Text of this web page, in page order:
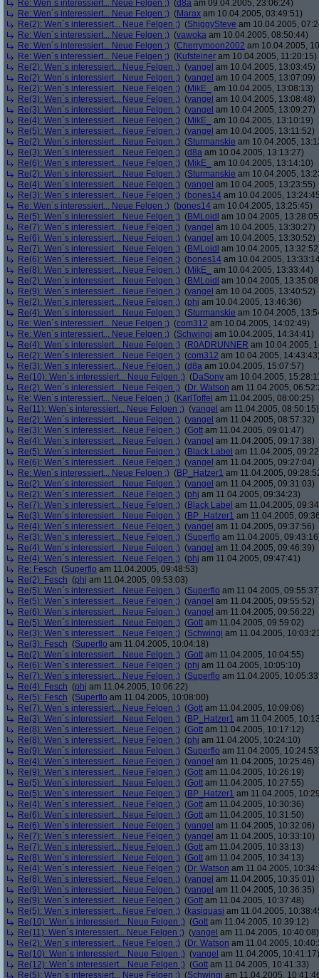
Re: Wen´s interessiert... Neue Felgen ;) (d8a am 09.04.2005, 23:06:24)
Re: Wen´s interessiert... Neue Felgen ;) (Marax am 10.04.2005, 03:49:51)
Re(2): Wen´s interessiert... Neue Felgen ;) (ShiggySteve am 10.04.2005,
Re: Wen´s interessiert... Neue Felgen ;) (vawoka am 10.04.2005, 08:50:44)
Re: Wen´s interessiert... Neue Felgen ;) (Cherrymoon2002 am 10.04.2005,
Re: Wen´s interessiert... Neue Felgen ;) (Kufsteiner am 10.04.2005, 11:20:15)
Re(2): Wen´s interessiert... Neue Felgen ;) (yangel am 10.04.2005, 13:03:45)
Re(2): Wen´s interessiert... Neue Felgen ;) (yangel am 10.04.2005, 13:07:09)
Re(2): Wen´s interessiert... Neue Felgen ;) (MikE_
am 10.04.2005, 13:08:13)
Re(3): Wen´s interessiert... Neue Felgen ;) (yangel am 10.04.2005, 13:08:48)
Re(3): Wen´s interessiert... Neue Felgen ;) (yangel am 10.04.2005, 13:09:27)
Re(4): Wen´s interessiert... Neue Felgen ;) (MikE_
am 10.04.2005, 13:10:19)
Re(5): Wen´s interessiert... Neue Felgen ;) (yangel am 10.04.2005, 13:11:52)
Re(2): Wen´s interessiert... Neue Felgen ;) (Sturmanskie am 10.04.2005,
Re(3): Wen´s interessiert... Neue Felgen ;) (d8a am 10.04.2005, 13:13:27)
Re(6): Wen´s interessiert... Neue Felgen ;) (MikE_
am 10.04.2005, 13:14:10)
Re(2): Wen´s interessiert... Neue Felgen ;) (Sturmanskie am 10.04.2005,
Re(4): Wen´s interessiert... Neue Felgen ;) (yangel am 10.04.2005, 13:23:55)
Re(3): Wen´s interessiert... Neue Felgen ;) (bones14 am 10.04.2005,
Re: Wen´s interessiert... Neue Felgen ;) (bones14 am 10.04.2005, 13:25:45)
Re(5): Wen´s interessiert... Neue Felgen ;) (BMLoidl am 10.04.2005,
Re(7): Wen´s interessiert... Neue Felgen ;) (yangel am 10.04.2005, 13:30:27)
Re(6): Wen´s interessiert... Neue Felgen ;) (yangel am 10.04.2005, 13:30:52)
Re(7): Wen´s interessiert... Neue Felgen ;) (BMLoidl am 10.04.2005,
Re(6): Wen´s interessiert... Neue Felgen ;) (bones14 am 10.04.2005,
Re(8): Wen´s interessiert... Neue Felgen ;) (MikE_
am 10.04.2005, 13:33:44)
Re(2): Wen´s interessiert... Neue Felgen ;) (BMLoidl am 10.04.2005,
Re(9): Wen´s interessiert... Neue Felgen ;) (yangel am 10.04.2005, 13:40:52)
Re(2): Wen´s interessiert... Neue Felgen ;) (phj am 10.04.2005, 13:46:36)
Re(4): Wen´s interessiert... Neue Felgen ;) (Sturmanskie am 10.04.2005,
Re: Wen´s interessiert... Neue Felgen ;) (com312 am 10.04.2005, 14:02:49)
Re: Wen´s interessiert... Neue Felgen ;) (Schwingi am 10.04.2005, 14:34:41)
Re(4): Wen´s interessiert... Neue Felgen ;) (R0ADRUNNER am 10.04.2005,
Re(2): Wen´s interessiert... Neue Felgen ;) (com312 am 10.04.2005,
Re(3): Wen´s interessiert... Neue Felgen ;) (d8a am 10.04.2005, 15:07:57)
Re(10): Wen´s interessiert... Neue Felgen ;) (DaSony am 10.04.2005,
Re(2): Wen´s interessiert... Neue Felgen ;) (Dr. Watson am 11.04.2005,
Re: Wen´s interessiert... Neue Felgen ;) (KarlToffel am 11.04.2005, 08:00:25)
Re(11): Wen´s interessiert... Neue Felgen ;) (yangel am 11.04.2005, 08:50:15)
Re(2): Wen´s interessiert... Neue Felgen ;) (yangel am 11.04.2005, 08:57:32)
Re(3): Wen´s interessiert... Neue Felgen ;) (Gott am 11.04.2005, 09:01:47)
Re(4): Wen´s interessiert... Neue Felgen ;) (yangel am 11.04.2005, 09:17:38)
Re(5): Wen´s interessiert... Neue Felgen ;) (Black Label am 11.04.2005,
Re(6): Wen´s interessiert... Neue Felgen ;) (yangel am 11.04.2005, 09:27:04)
Re: Wen´s interessiert... Neue Felgen ;) (BP_Hatzer1 am 11.04.2005,
Re(2): Wen´s interessiert... Neue Felgen ;) (yangel am 11.04.2005, 09:31:03)
Re(2): Wen´s interessiert... Neue Felgen ;) (phj am 11.04.2005, 09:34:23)
Re(7): Wen´s interessiert... Neue Felgen ;) (Black Label am 11.04.2005,
Re(3): Wen´s interessiert... Neue Felgen ;) (BP_Hatzer1 am 11.04.2005,
Re(4): Wen´s interessiert... Neue Felgen ;) (yangel am 11.04.2005, 09:37:56)
Re(3): Wen´s interessiert... Neue Felgen ;) (Superflo am 11.04.2005,
Re(4): Wen´s interessiert... Neue Felgen ;) (yangel am 11.04.2005, 09:46:39)
Re(4): Wen´s interessiert... Neue Felgen ;) (phj am 11.04.2005, 09:47:41)
Re: Fesch (Superflo am 11.04.2005, 09:48:53)
Re(2): Fesch (phj am 11.04.2005, 09:53:03)
Re(5): Wen´s interessiert... Neue Felgen ;) (Superflo am 11.04.2005,
Re(5): Wen´s interessiert... Neue Felgen ;) (yangel am 11.04.2005, 09:55:52)
Re(6): Wen´s interessiert... Neue Felgen ;) (yangel am 11.04.2005, 09:56:22)
Re(5): Wen´s interessiert... Neue Felgen ;) (Gott am 11.04.2005, 09:59:02)
Re(3): Wen´s interessiert... Neue Felgen ;) (Schwingi am 11.04.2005,
Re(3): Fesch (Superflo am 11.04.2005, 10:04:18)
Re(2): Wen´s interessiert... Neue Felgen ;) (Gott am 11.04.2005, 10:04:55)
Re(6): Wen´s interessiert... Neue Felgen ;) (phj am 11.04.2005, 10:05:10)
Re(7): Wen´s interessiert... Neue Felgen ;) (Superflo am 11.04.2005,
Re(4): Fesch (phj am 11.04.2005, 10:06:22)
Re(5): Fesch (Superflo am 11.04.2005, 10:08:00)
Re(7): Wen´s interessiert... Neue Felgen ;) (Gott am 11.04.2005, 10:09:06)
Re(3): Wen´s interessiert... Neue Felgen ;) (BP_Hatzer1 am 11.04.2005,
Re(8): Wen´s interessiert... Neue Felgen ;) (Gott am 11.04.2005, 10:17:12)
Re(8): Wen´s interessiert... Neue Felgen ;) (phj am 11.04.2005, 10:24:10)
Re(9): Wen´s interessiert... Neue Felgen ;) (Superflo am 11.04.2005,
Re(4): Wen´s interessiert... Neue Felgen ;) (yangel am 11.04.2005, 10:25:46)
Re(9): Wen´s interessiert... Neue Felgen ;) (Gott am 11.04.2005, 10:26:19)
Re(5): Wen´s interessiert... Neue Felgen ;) (Gott am 11.04.2005, 10:27:55)
Re(5): Wen´s interessiert... Neue Felgen ;) (BP_Hatzer1 am 11.04.2005,
Re(4): Wen´s interessiert... Neue Felgen ;) (Gott am 11.04.2005, 10:30:36)
Re(6): Wen´s interessiert... Neue Felgen ;) (Gott am 11.04.2005, 10:31:50)
Re(6): Wen´s interessiert... Neue Felgen ;) (yangel am 11.04.2005, 10:32:06)
Re(7): Wen´s interessiert... Neue Felgen ;) (yangel am 11.04.2005, 10:33:10)
Re(7): Wen´s interessiert... Neue Felgen ;) (Gott am 11.04.2005, 10:33:13)
Re(8): Wen´s interessiert... Neue Felgen ;) (Gott am 11.04.2005, 10:34:13)
Re(4): Wen´s interessiert... Neue Felgen ;) (Dr. Watson am 11.04.2005,
Re(8): Wen´s interessiert... Neue Felgen ;) (yangel am 11.04.2005, 10:35:01)
Re(9): Wen´s interessiert... Neue Felgen ;) (yangel am 11.04.2005, 10:36:35)
Re(9): Wen´s interessiert... Neue Felgen ;) (Gott am 11.04.2005, 10:37:48)
Re(5): Wen´s interessiert... Neue Felgen ;) (kasiquasi am 11.04.2005,
Re(10): Wen´s interessiert... Neue Felgen ;) (Gott am 11.04.2005, 10:39:12)
Re(11): Wen´s interessiert... Neue Felgen ;) (yangel am 11.04.2005, 10:40:08)
Re(2): Wen´s interessiert... Neue Felgen ;) (Dr. Watson am 11.04.2005,
Re(10): Wen´s interessiert... Neue Felgen ;) (yangel am 11.04.2005, 10:41:17)
Re(12): Wen´s interessiert... Neue Felgen ;) (Gott am 11.04.2005, 10:41:33)
Re(5): Wen´s interessiert... Neue Felgen ;) (Schwingi am 11.04.2005,